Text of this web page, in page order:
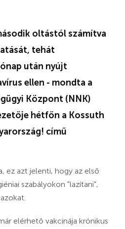
oltástól számítva
tehát
után nyújt
ellen - mondta a
Központ (NNK)
hétfőn a Kossuth
című
ez azt jelenti, hogy az első
szabályokon "lazítani",
elérhető vakcinája krónikus